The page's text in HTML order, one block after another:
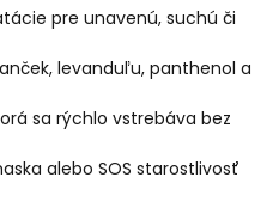
pre unavenú, suchú či
levanduľu, panthenol a
sa rýchlo vstrebáva bez
alebo SOS starostlivosť